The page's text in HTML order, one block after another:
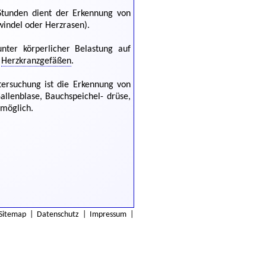
dient der Erkennung von
oder Herzrasen).
körperlicher Belastung auf
Herzkranzgefäßen.
ist die Erkennung von
Bauchspeichel- drüse,
Datenschutz Impressum